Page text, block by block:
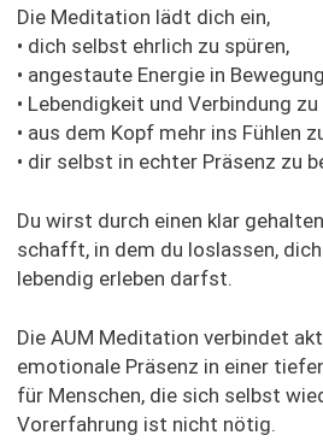
Die Meditation lädt dich ein,
• dich selbst ehrlich zu spüren,
• angestaute Energie in
• Lebendigkeit und Verbindung
• aus dem Kopf mehr ins Fühlen
• dir selbst in echter Präsenz zu
Du wirst durch einen klar
schafft, in dem du loslassen,
lebendig erleben darfst.
Die AUM Meditation verbindet
emotionale Präsenz in einer
für Menschen, die sich selbst
Vorerfahrung ist nicht nötig.